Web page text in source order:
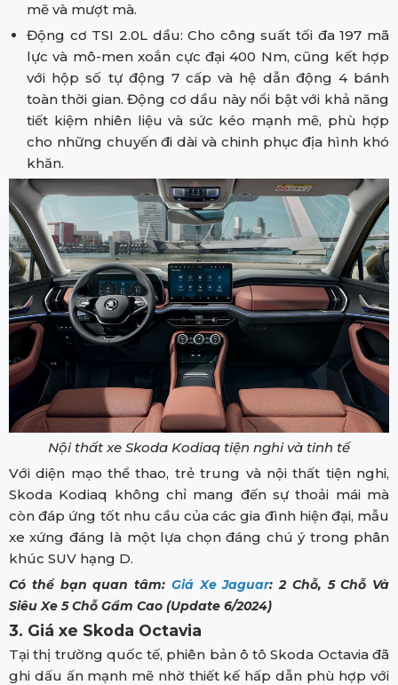
mẽ và mượt mà.
Động cơ TSI 2.0L dầu: Cho công suất tối đa 197 mã
lực và mô-men xoắn cực đại 400 Nm, cũng kết hợp
với hộp số tự động 7 cấp và hệ dẫn động 4 bánh
toàn thời gian. Động cơ dầu này nổi bật với khả năng
tiết kiệm nhiên liệu và sức kéo mạnh mẽ, phù hợp
cho những chuyến đi dài và chinh phục địa hình khó
khăn.
Nội thất xe Skoda Kodiaq tiện nghi và tinh tế
Với diện mạo thể thao, trẻ trung và nội thất tiện nghi,
Skoda Kodiaq không chỉ mang đến sự thoải mái mà
còn đáp ứng tốt nhu cầu của các gia đình hiện đại, mẫu
xe xứng đáng là một lựa chọn đáng chú ý trong phân
khúc SUV hạng D.
Có thể bạn quan tâm: Giá Xe Jaguar: 2 Chỗ, 5 Chỗ Và
Siêu Xe 5 Chỗ Gầm Cao (Update 6/2024)
3. Giá xe Skoda Octavia
Tại thị trường quốc tế, phiên bản ô tô Skoda Octavia đã
ghi dấu ấn mạnh mẽ nhờ thiết kế hấp dẫn phù hợp với